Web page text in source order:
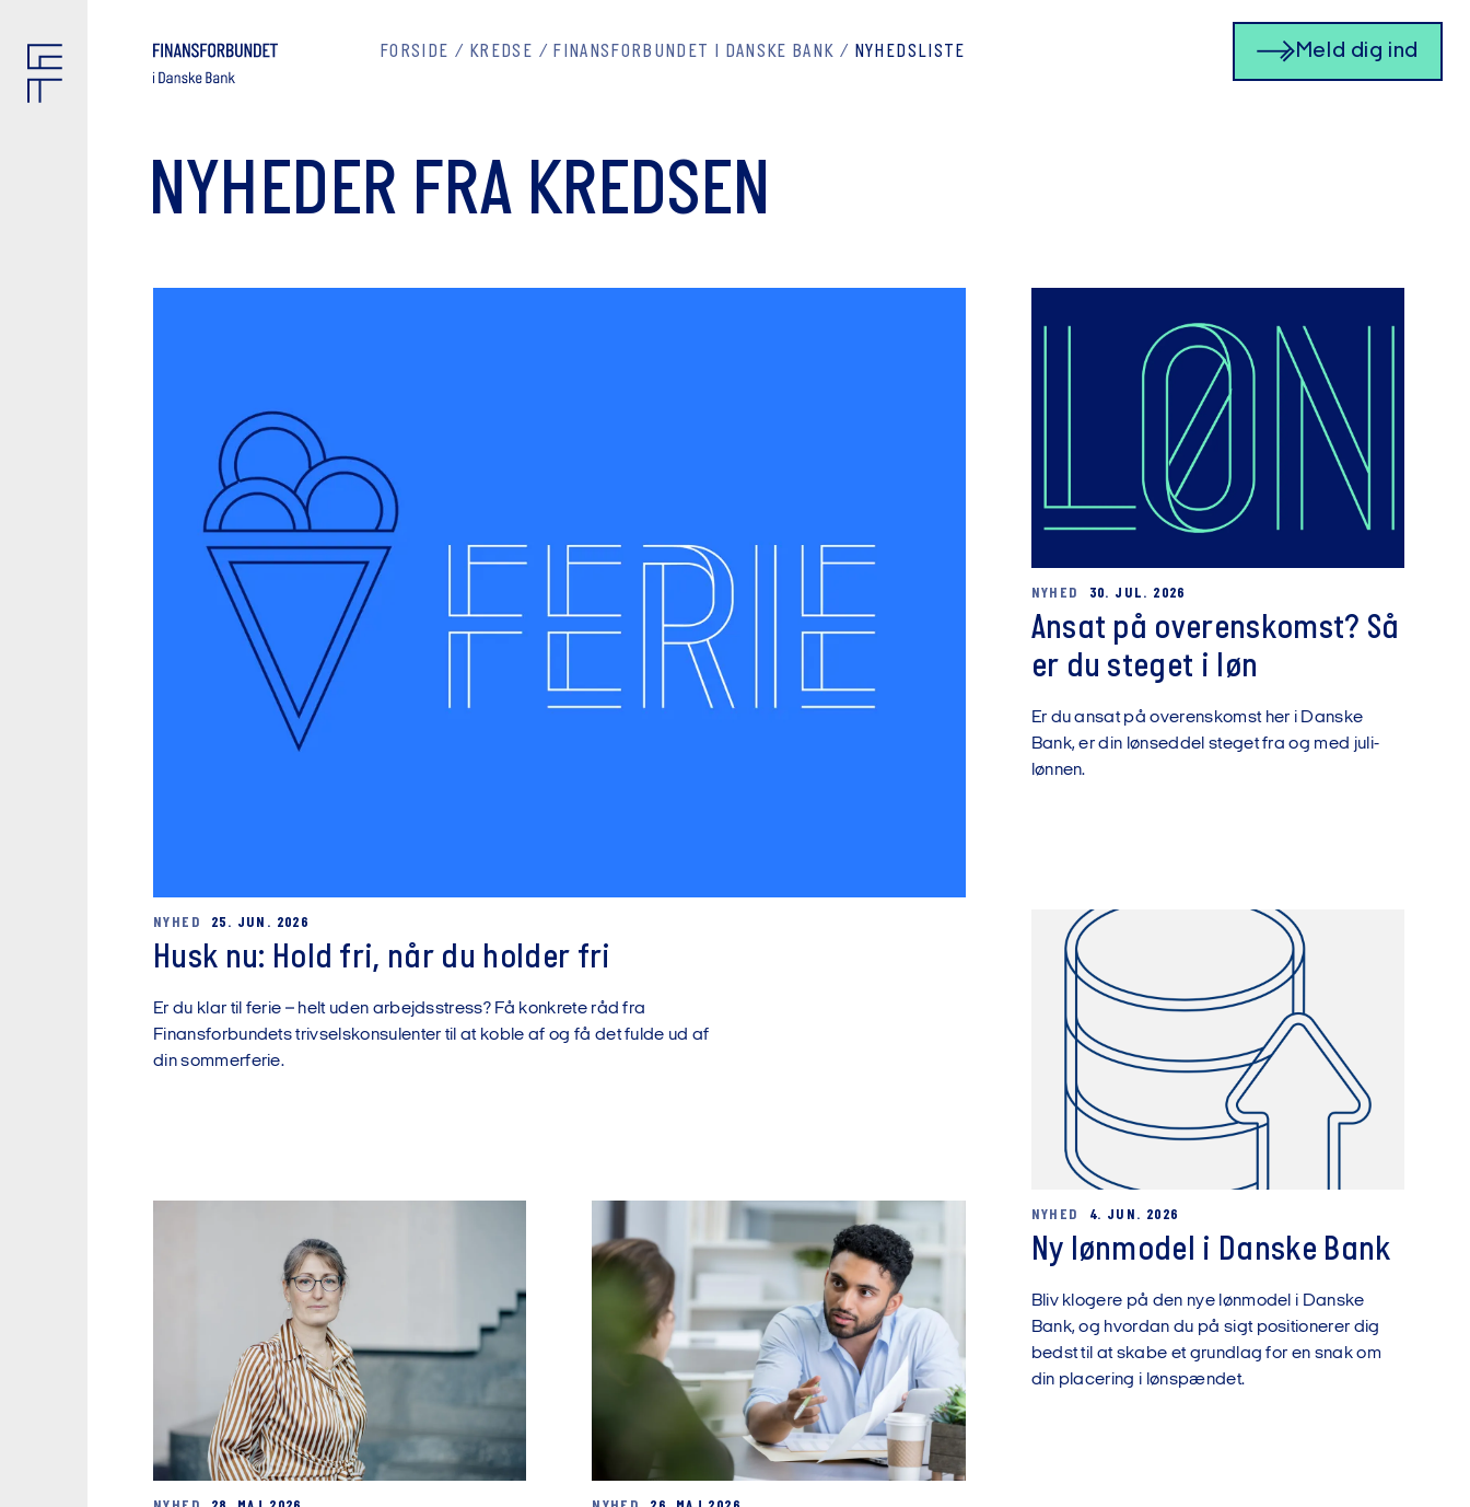
Meld dig ind
FORSIDE KREDSE FINANSFORBUNDET I DANSKE BANK NYHEDSLISTE
NYHEDER FRA KREDSEN
NYHED 25. JUN. 2026
Husk nu: Hold fri, når du holder fri
Er du klar til ferie – helt uden arbejdsstress? Få konkrete råd fra
Finansforbundets trivselskonsulenter til at koble af og få det fulde ud af
din sommerferie.
NYHED 30. JUL. 2026
Ansat på overenskomst? Så
er du steget i løn
Er du ansat på overenskomst her i Danske
Bank, er din lønseddel steget fra og med juli-
lønnen.
NYHED 4. JUN. 2026
Ny lønmodel i Danske Bank
Bliv klogere på den nye lønmodel i Danske
Bank, og hvordan du på sigt positionerer dig
bedst til at skabe et grundlag for en snak om
din placering i lønspændet.